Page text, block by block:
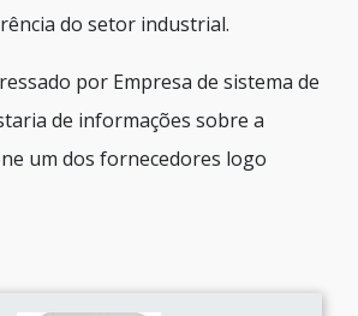
do setor industrial.
por Empresa de sistema de
de informações sobre a
um dos fornecedores logo